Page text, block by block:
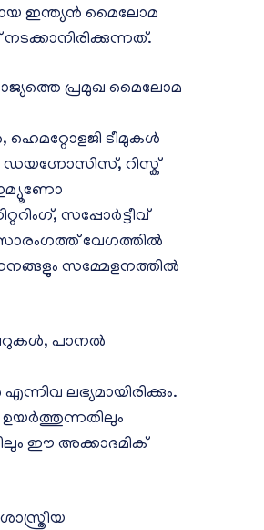
ഇന്ത്യൻ മൈലോമ
രാജ്യത്തെ പ്രമുഖ മൈലോമ
ടീമുകൾ
ഡയഗ്നോസിസ്, റിസ്ക്
ഇമ്യൂണോ
സപ്പോർട്ടീവ്
വേഗത്തിൽ
സമ്മേളനത്തിൽ
പാനൽ
ലഭ്യമായിരിക്കും.
ഈ അക്കാദമിക്